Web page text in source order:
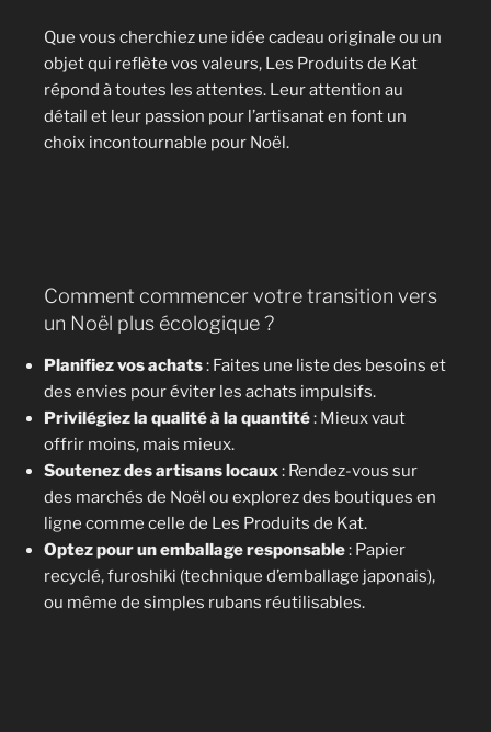
Que vous cherchiez une idée cadeau originale ou un
objet qui reflète vos valeurs, Les Produits de Kat
répond à toutes les attentes. Leur attention au
détail et leur passion pour l’artisanat en font un
choix incontournable pour Noël.
Comment commencer votre transition vers
un Noël plus écologique ?
Planifiez vos achats: Faites une liste des besoins et
des envies pour éviter les achats impulsifs.
Privilégiez la qualité à la quantité: Mieux vaut
offrir moins, mais mieux.
Soutenez des artisans locaux: Rendez-vous sur
des marchés de Noël ou explorez des boutiques en
ligne comme celle de Les Produits de Kat.
Optez pour un emballage responsable: Papier
recyclé, furoshiki (technique d’emballage japonais),
ou même de simples rubans réutilisables.